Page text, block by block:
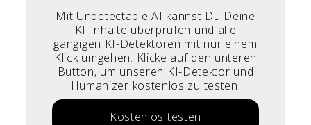
Mit Undetectable AI kannst Du Deine
KI-Inhalte überprüfen und alle
gängigen KI-Detektoren mit nur einem
Klick umgehen. Klicke auf den unteren
Button, um unseren KI-Detektor und
Humanizer kostenlos zu testen.
Kostenlos testen